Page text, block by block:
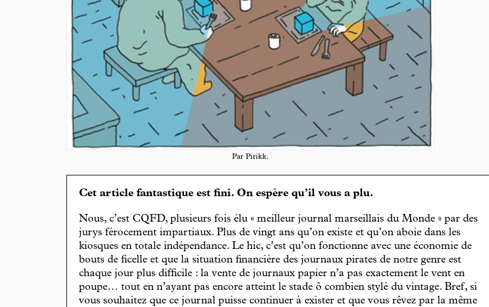
Par Pirikk.
Cet article fantastique est fini. On espère qu’il vous a plu.
Nous, c’est CQFD, plusieurs fois élu « meilleur journal marseillais du Monde » par des
jurys férocement impartiaux. Plus de vingt ans qu’on existe et qu’on aboie dans les
kiosques en totale indépendance. Le hic, c’est qu’on fonctionne avec une économie de
bouts de ficelle et que la situation financière des journaux pirates de notre genre est
chaque jour plus difficile : la vente de journaux papier n’a pas exactement le vent en
poupe… tout en n’ayant pas encore atteint le stade ô combien stylé du vintage. Bref, si
vous souhaitez que ce journal puisse continuer à exister et que vous rêvez par la même